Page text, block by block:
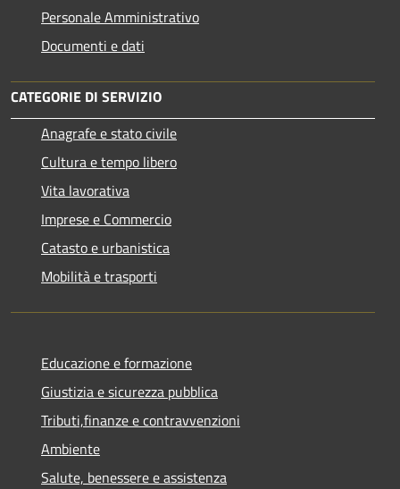
Personale Amministrativo
Documenti e dati
CATEGORIE DI SERVIZIO
Anagrafe e stato civile
Cultura e tempo libero
Vita lavorativa
Imprese e Commercio
Catasto e urbanistica
Mobilità e trasporti
Educazione e formazione
Giustizia e sicurezza pubblica
Tributi,finanze e contravvenzioni
Ambiente
Salute, benessere e assistenza